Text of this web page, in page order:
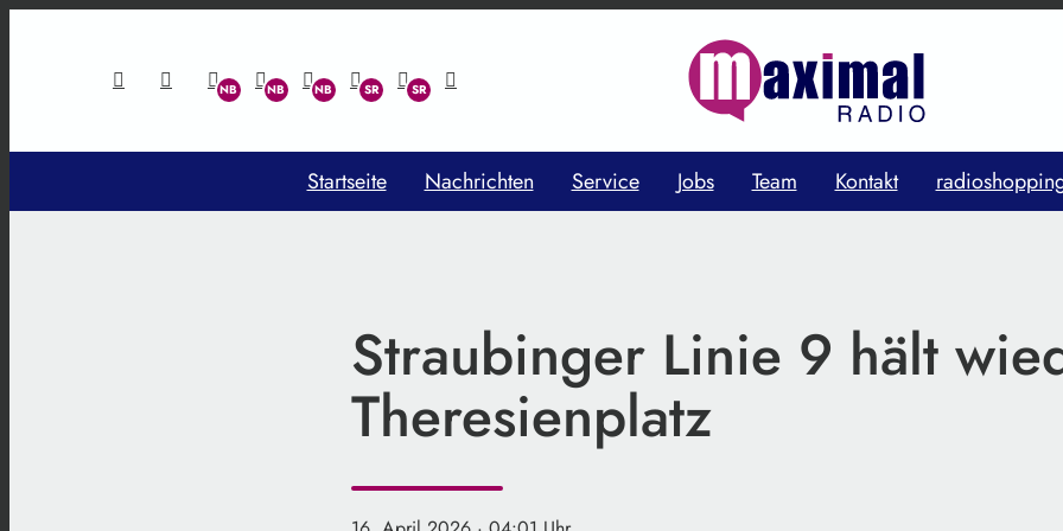
Startseite Nachrichten Service Jobs Team Kontakt
Straubinger Linie 9 hält
Theresienplatz